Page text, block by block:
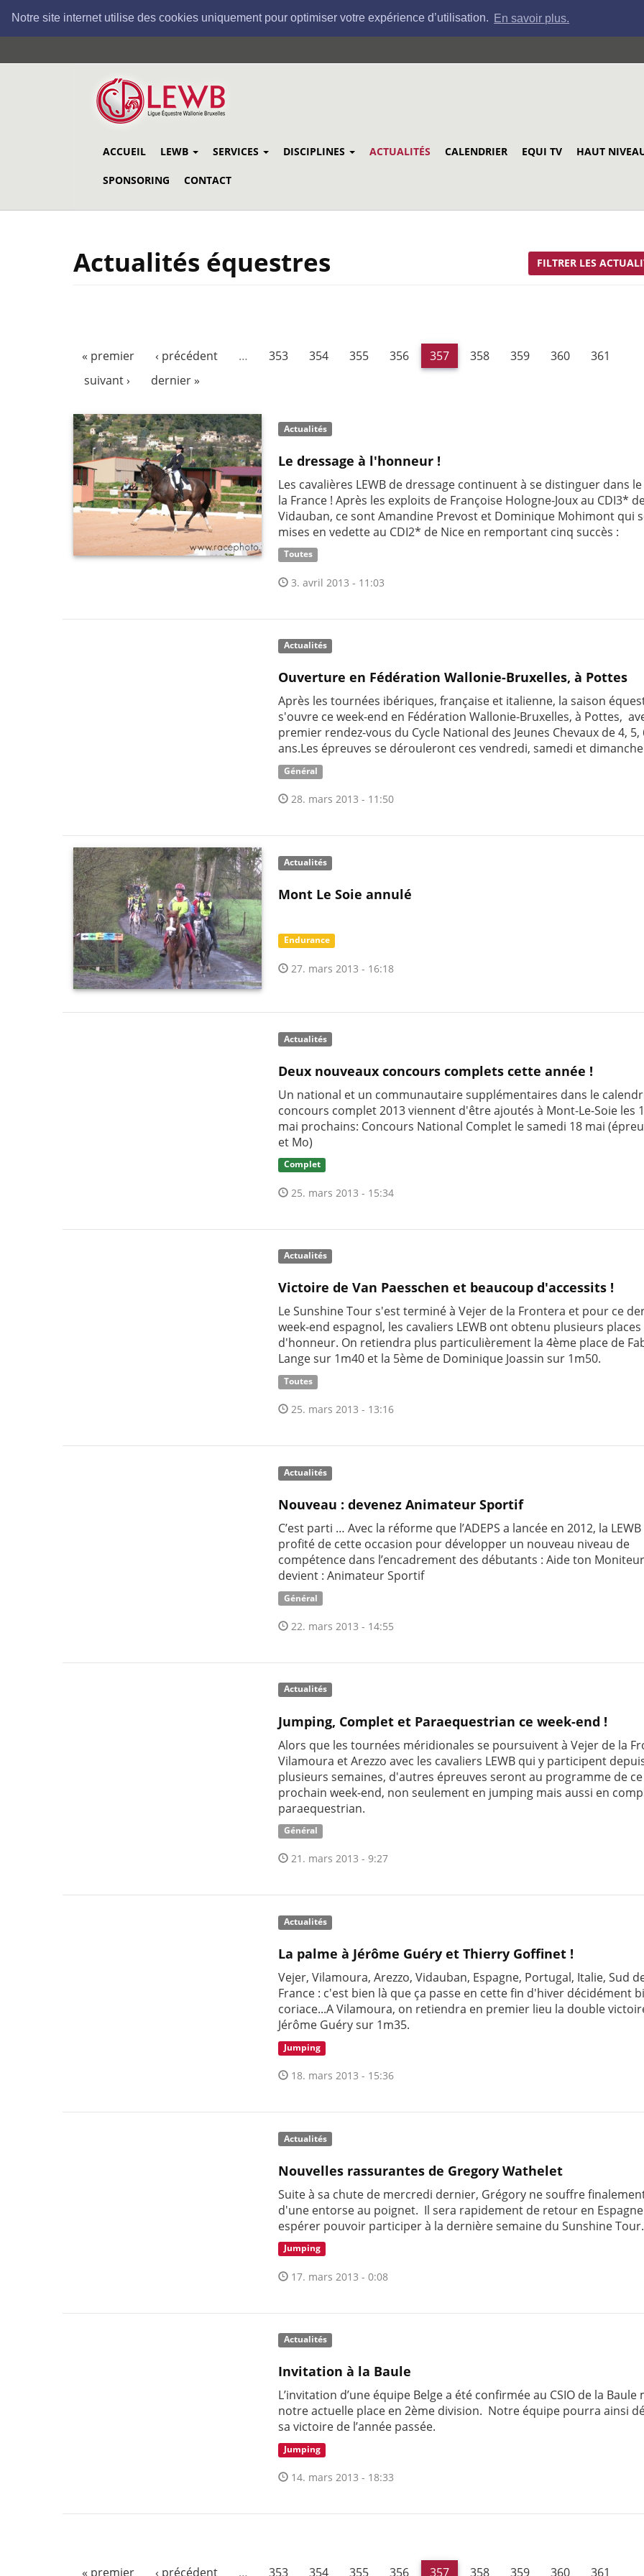
Notre site internet utilise des cookies uniquement pour optimiser votre expérience d’utilisation. En savoir plus.
au
ACCUEIL LEWB SERVICES DISCIPLINES ACTUALITÉS CALENDRIER EQUI TV HAUT
SPONSORING CONTACT
Actualités équestres FILTRER LES
« premier ‹ précédent … 353 354 355 356 357 358 359 360
361
suivant ›
dernier »
Actualités
Le dressage à l'honneur !
Les cavalières LEWB de dressage continuent à se distinguer dans
la France ! Après les exploits de Françoise Hologne-Joux au CDI3*
Vidauban, ce sont Amandine Prevost et Dominique Mohimont qui
mises en vedette au CDI2* de Nice en remportant cinq succès :
Toutes
3. avril 2013 - 11:03
Actualités
Ouverture en Fédération Wallonie-Bruxelles, à Pottes
Après les tournées ibériques, française et italienne, la saison
s'ouvre ce week-end en Fédération Wallonie-Bruxelles, à Pottes,
premier rendez-vous du Cycle National des Jeunes Chevaux de 4, 5,
ans.Les épreuves se dérouleront ces vendredi, samedi et dimanche
Général
28. mars 2013 - 11:50
Actualités
Mont Le Soie annulé
Endurance
27. mars 2013 - 16:18
Actualités
Deux nouveaux concours complets cette année !
Un national et un communautaire supplémentaires dans le
concours complet 2013 viennent d'être ajoutés à Mont-Le-Soie les
mai prochains: Concours National Complet le samedi 18 mai
et Mo)
Complet
25. mars 2013 - 15:34
Actualités
Victoire de Van Paesschen et beaucoup d'accessits !
Le Sunshine Tour s'est terminé à Vejer de la Frontera et pour ce
week-end espagnol, les cavaliers LEWB ont obtenu plusieurs places
d'honneur. On retiendra plus particulièrement la 4ème place de
Lange sur 1m40 et la 5ème de Dominique Joassin sur 1m50.
Toutes
25. mars 2013 - 13:16
Actualités
Nouveau : devenez Animateur Sportif
C’est parti … Avec la réforme que l’ADEPS a lancée en 2012, la LEWB
profité de cette occasion pour développer un nouveau niveau de
compétence dans l’encadrement des débutants : Aide ton Moniteur
devient : Animateur Sportif
Général
22. mars 2013 - 14:55
Actualités
Jumping, Complet et Paraequestrian ce week-end !
Alors que les tournées méridionales se poursuivent à Vejer de la
Vilamoura et Arezzo avec les cavaliers LEWB qui y participent
plusieurs semaines, d'autres épreuves seront au programme de ce
prochain week-end, non seulement en jumping mais aussi en
paraequestrian.
Général
21. mars 2013 - 9:27
Actualités
La palme à Jérôme Guéry et Thierry Goffinet !
Vejer, Vilamoura, Arezzo, Vidauban, Espagne, Portugal, Italie, Sud
France : c'est bien là que ça passe en cette fin d'hiver décidément
coriace...A Vilamoura, on retiendra en premier lieu la double
Jérôme Guéry sur 1m35.
Jumping
18. mars 2013 - 15:36
Actualités
Nouvelles rassurantes de Gregory Wathelet
Suite à sa chute de mercredi dernier, Grégory ne souffre
d'une entorse au poignet. Il sera rapidement de retour en
espérer pouvoir participer à la dernière semaine du Sunshine Tour.
Jumping
17. mars 2013 - 0:08
Actualités
Invitation à la Baule
L’invitation d’une équipe Belge a été confirmée au CSIO de la Baule
notre actuelle place en 2ème division. Notre équipe pourra ainsi
sa victoire de l’année passée.
Jumping
14. mars 2013 - 18:33
« premier ‹ précédent … 353 354 355 356 357 358 359 360 361